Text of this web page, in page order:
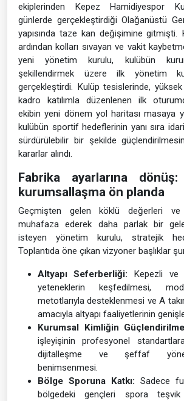
ekiplerinden Kepez Hamidiyespor
günlerde gerçekleştirdiği Olağanüstü
yapısında taze kan değişimine gitmişti.
ardından kolları sıvayan ve vakit
yeni yönetim kurulu, kulübün
şekillendirmek üzere ilk yönetim
gerçekleştirdi. Kulüp tesislerinde,
kadro katılımla düzenlenen ilk
ekibin yeni dönem yol haritası masaya
kulübün sportif hedeflerinin yanı sıra idari
sürdürülebilir bir şekilde
kararlar alındı.
Fabrika ayarlarına
kurumsallaşma ön planda
Geçmişten gelen köklü değerleri ve
muhafaza ederek daha parlak bir
isteyen yönetim kurulu, stratejik
Toplantıda öne çıkan vizyoner başlıklar
Altyapı Seferberliği: Kepezli ve
yeteneklerin keşfedilmesi,
metotlarıyla desteklenmesi ve A
amacıyla altyapı faaliyetlerinin
Kurumsal Kimliğin
işleyişinin profesyonel
dijitalleşme ve şeffaf
benimsenmesi.
Bölge Sporuna Katkı: Sadece
bölgedeki gençleri spora